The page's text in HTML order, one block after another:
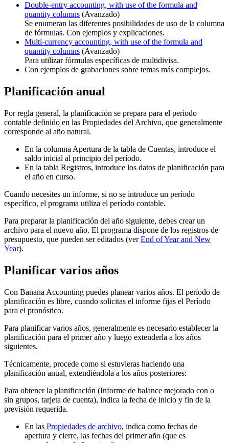
Double-entry accounting, with use of the formula and
quantity columns (Avanzado)
Se enumeran las diferentes posibilidades de uso de la columna
de fórmulas. Con ejemplos y explicaciones.
Multi-currency accounting, with use of the formula and
quantity columns (Avanzado)
Para utilizar fórmulas específicas de multidivisa.
Con ejemplos de grabaciones sobre temas más complejos.
Planificación anual
Por regla general, la planificación se prepara para el período
contable definido en las Propiedades del Archivo, que generalmente
corresponde al año natural.
En la columna Apertura de la tabla de Cuentas, introduce el
saldo inicial al principio del período.
En la tabla Registros, introduce los datos de planificación para
el año en curso.
Cuando necesites un informe, si no se introduce un período
específico, el programa utiliza el período contable.
Para preparar la planificación del año siguiente, debes crear un
archivo para el nuevo año. El programa dispone de los registros de
presupuesto, que pueden ser editados (verEnd of Year and New
Year).
Planificar varios años
Con Banana Accounting puedes planear varios años. El período de
planificación es libre, cuando solicitas el informe fijas el Período
para el pronóstico.
Para planificar varios años, generalmente es necesario establecer la
planificación para el primer año y luego extenderla a los años
siguientes.
Técnicamente, procede como si estuvieras haciendo una
planificación anual, extendiéndola a los años posteriores:
Para obtener la planificación (Informe de balance mejorado con o
sin grupos, tarjeta de cuenta), indica la fecha de inicio y fin de la
previsión requerida.
En las Propiedades de archivo, indica como fechas de
apertura y cierre, las fechas del primer año (que es